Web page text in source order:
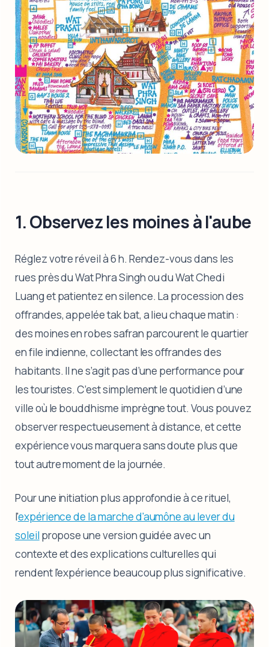
1. Observez les moines à l'aube
Réglez votre réveil à 6 h. Rendez-vous dans les
rues près du Wat Phra Singh ou du Wat Chedi
Luang et patientez en silence. La procession des
offrandes, appelée tak bat, a lieu chaque matin :
des moines en robes safran parcourent le quartier
en file indienne, collectant les offrandes des
habitants. Il ne s’agit pas d’une performance pour
les touristes. C’est simplement le quotidien d’une
ville où le bouddhisme imprègne tout. Vous pouvez
observer respectueusement à distance, et cette
expérience vous marquera sans doute plus que
tout autre moment de la journée.
Pour une initiation plus approfondie à ce rituel,
l'expérience de la marche d'aumône au lever du
soleil propose une version guidée avec un
contexte et des explications culturelles qui
rendent l'expérience beaucoup plus significative.